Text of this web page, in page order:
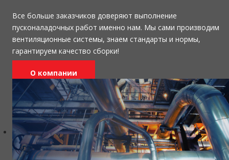
Все больше заказчиков доверяют выполнение
пусконаладочных работ именно нам. Мы сами производим
вентиляционные системы, знаем стандарты и нормы,
гарантируем качество сборки!
О компании